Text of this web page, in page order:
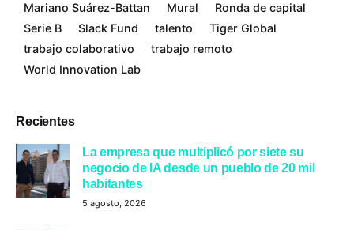
Recientes
La empresa que multiplicó por siete su
negocio de IA desde un pueblo de 20 mil
habitantes
5 agosto, 2026
Mariano Suárez-Battan
Mural
Ronda de capital
Serie B
Slack Fund talento
Tiger Global
trabajo colaborativo
trabajo remoto
World Innovation Lab